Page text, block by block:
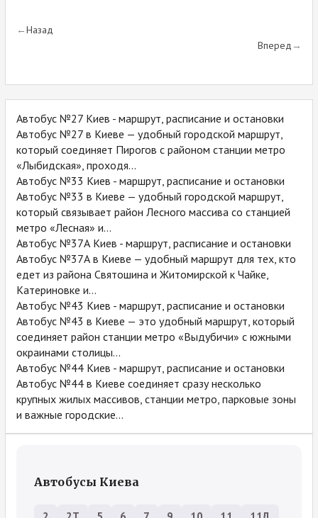
Назад
Вперед
Автобус №27 Киев - маршрут, расписание и остановки
Автобус №27 в Киеве — удобный городской маршрут,
который соединяет Пирогов с районом станции метро
«Лыбидская», проходя...
Автобус №33 Киев - маршрут, расписание и остановки
Автобус №33 в Киеве — удобный городской маршрут,
который связывает район Лесного массива со станцией
метро «Лесная» и...
Автобус №37А Киев - маршрут, расписание и остановки
Автобус №37А в Киеве — удобный маршрут для тех, кто
едет из района Святошина и Житомирской к Чайке,
Катериновке и...
Автобус №43 Киев - маршрут, расписание и остановки
Автобус №43 в Киеве — это удобный маршрут, который
соединяет район станции метро «Выдубичи» с южными
окраинами столицы...
Автобус №44 Киев - маршрут, расписание и остановки
Автобус №44 в Киеве соединяет сразу несколько
крупных жилых массивов, станции метро, парковые зоны
и важные городские...
Автобусы Киева